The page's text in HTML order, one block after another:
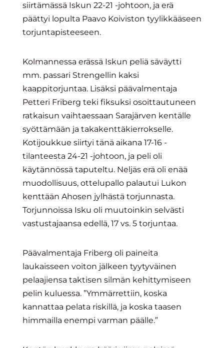
siirtämässä Iskun 22-21 -johtoon, ja erä
päättyi lopulta Paavo Koiviston tyylikkääseen
torjuntapisteeseen.
Kolmannessa erässä Iskun peliä säväytti
mm. passari Strengellin kaksi
kaappitorjuntaa. Lisäksi päävalmentaja
Petteri Friberg teki fiksuksi osoittautuneen
ratkaisun vaihtaessaan Sarajärven kentälle
syöttämään ja takakenttäkierrokselle.
Kotijoukkue siirtyi tänä aikana 17-16 -
tilanteesta 24-21 -johtoon, ja peli oli
käytännössä taputeltu. Neljäs erä oli enää
muodollisuus, ottelupallo palautui Lukon
kenttään Ahosen jylhästä torjunnasta.
Torjunnoissa Isku oli muutoinkin selvästi
vastustajaansa edellä, 17 vs. 5 torjuntaa.
Päävalmentaja Friberg oli paineita
laukaisseen voiton jälkeen tyytyväinen
pelaajiensa taktisen silmän kehittymiseen
pelin kuluessa. ”Ymmärrettiin, koska
kannattaa pelata riskillä, ja koska taasen
himmailla enempi varman päälle.”